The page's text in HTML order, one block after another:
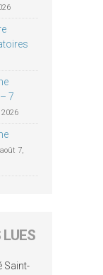
7
août 7,
Saint-